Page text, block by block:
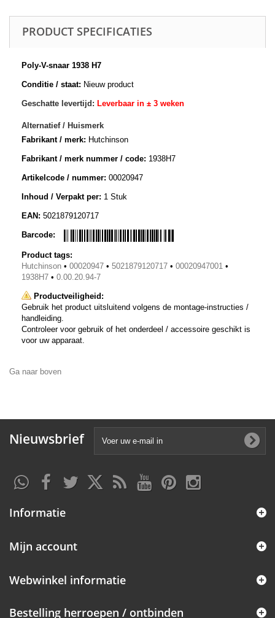
PRODUCT SPECIFICATIES
Poly-V-snaar 1938 H7
Conditie / staat: Nieuw product
Geschatte levertijd: Leverbaar in ± 3 weken
Alternatief / Huismerk
Fabrikant / merk: Hutchinson
Fabrikant / merk nummer / code: 1938H7
Artikelcode / nummer: 00020947
Inhoud / Verpakt per: 1 Stuk
EAN: 5021879120717
Barcode:
Product tags:
Hutchinson • 00020947 • 5021879120717 • 00020947001 •
1938H7 • 0.00.20.94-7
Productveiligheid:
Gebruik het product uitsluitend volgens de montage-instructies /
handleiding.
Controleer voor gebruik of het onderdeel / accessoire geschikt is
voor uw apparaat.
Ga naar boven
Nieuwsbrief
Informatie
Mijn account
Webwinkel informatie
Bestelling herroepen / ontbinden